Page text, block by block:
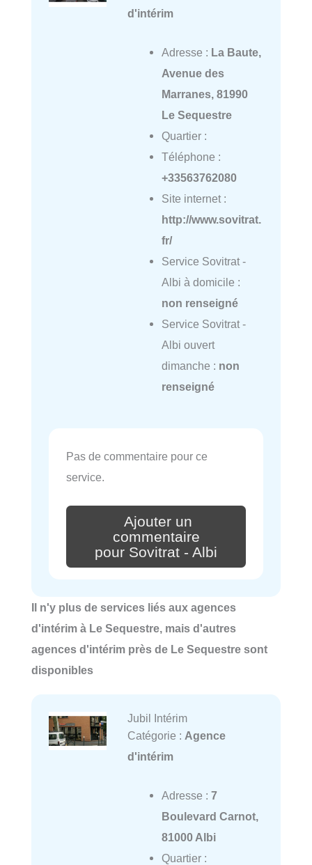
d'intérim
Adresse : La Baute,
Avenue des
Marranes, 81990
Le Sequestre
Quartier :
Téléphone :
+33563762080
Site internet :
http://www.sovitrat.
fr/
Service Sovitrat -
Albi à domicile :
non renseigné
Service Sovitrat -
Albi ouvert
dimanche : non
renseigné
Pas de commentaire pour ce
service.
Ajouter un
commentaire
pour Sovitrat - Albi
Il n'y plus de services liés aux agences
d'intérim à Le Sequestre, mais d'autres
agences d'intérim près de Le Sequestre sont
disponibles
Jubil Intérim
Catégorie : Agence
d'intérim
Adresse : 7
Boulevard Carnot,
81000 Albi
Quartier :